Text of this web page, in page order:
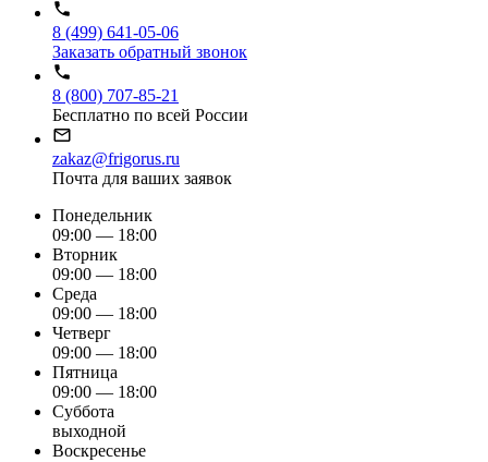
8 (499) 641-05-06
Заказать обратный звонок
8 (800) 707-85-21
Бесплатно по всей России
zakaz@frigorus.ru
Почта для ваших заявок
Понедельник
09:00 — 18:00
Вторник
09:00 — 18:00
Среда
09:00 — 18:00
Четверг
09:00 — 18:00
Пятница
09:00 — 18:00
Суббота
выходной
Воскресенье